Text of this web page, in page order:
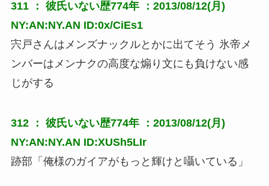
311 ： 彼氏いない歴774年
：2013/08/12(月)
NY:AN:NY.AN ID:0x/CiEs1
宍戸さんはメンズナックルとかに出てそう 氷帝メ
ンバーはメンナクの高度な煽り文にも負けない感
じがする
312 ： 彼氏いない歴774年
：2013/08/12(月)
NY:AN:NY.AN ID:XUSh5LIr
跡部「俺様のガイアがもっと輝けと囁いている」